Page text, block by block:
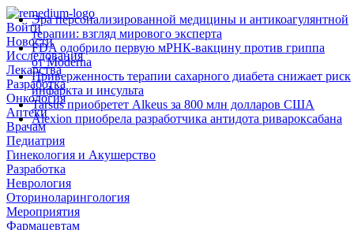
Войти
Новости
Исследования
Лекарства
Разработка
Онкология
Аптеки
Врачам
Педиатрия
Гинекология и Акушерство
Разработка
Неврология
Оториноларингология
Мероприятия
Фармацевтам
Эра персонализированной медицины и антикоагулянтной
терапии: взгляд мирового эксперта
FDA одобрило первую мРНК‑вакцину против гриппа
от Moderna
Приверженность терапии сахарного диабета снижает риск
инфаркта и инсульта
Tarsus приобретет Alkeus за 800 млн долларов США
Alexion приобрела разработчика антидота ривароксабана